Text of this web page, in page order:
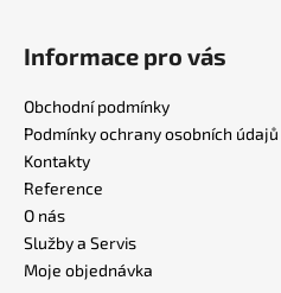
Informace pro vás
Obchodní podmínky
Podmínky ochrany osobních údajů
Kontakty
Reference
O nás
Služby a Servis
Moje objednávka